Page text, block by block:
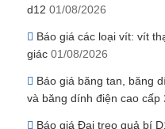
d12 01/08/2026
Báo giá các loại vít: vít
giác 01/08/2026
Báo giá băng tan, băng
và băng dính điện cao cấp
Báo giá Đai treo quả bí